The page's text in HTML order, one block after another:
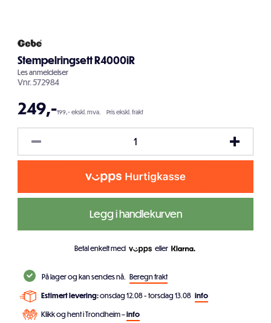
Stempelringsett R4000iR
Lesanmeldelser
Vnr.572984
249,-199,- ekskl. mva. Pris ekskl. frakt
Legg i handlekurven
Betal enkelt med eller
På lager og kan sendes nå. Beregn frakt
Estimert levering:onsdag 12.08 - torsdag 13.08 info
Klikk og hent i Trondheim –info